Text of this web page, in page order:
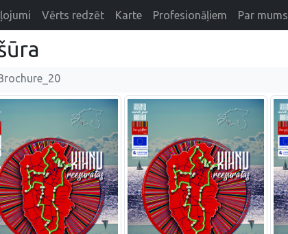
Vērts redzēt Karte Profesionāļiem Par mums